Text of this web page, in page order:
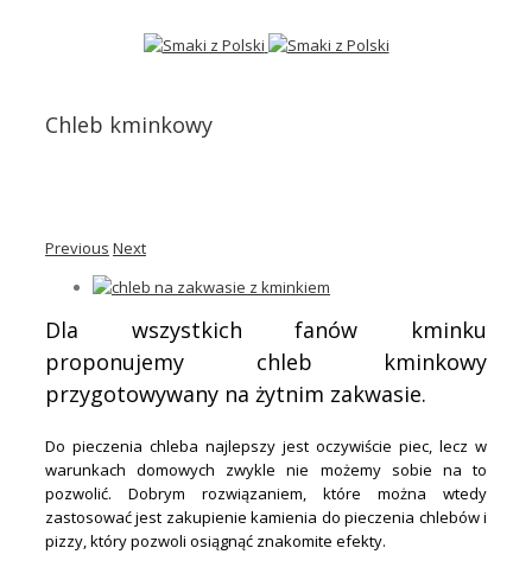
Chleb kminkowy
Previous Next
Dla wszystkich fanów kminku
proponujemy chleb kminkowy
przygotowywany na żytnim zakwasie.
Do pieczenia chleba najlepszy jest oczywiście piec, lecz w
warunkach domowych zwykle nie możemy sobie na to
pozwolić. Dobrym rozwiązaniem, które można wtedy
zastosować jest zakupienie kamienia do pieczenia chlebów i
pizzy, który pozwoli osiągnąć znakomite efekty.